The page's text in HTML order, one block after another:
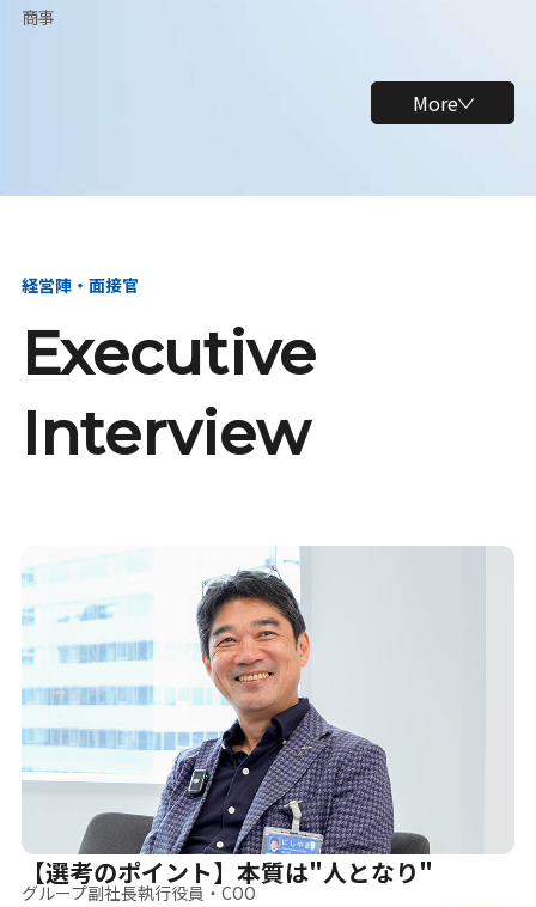
商事
More
経営陣・面接官
Executive
Interview
【選考のポイント】本質は"人となり"
グループ副社長執行役員・COO